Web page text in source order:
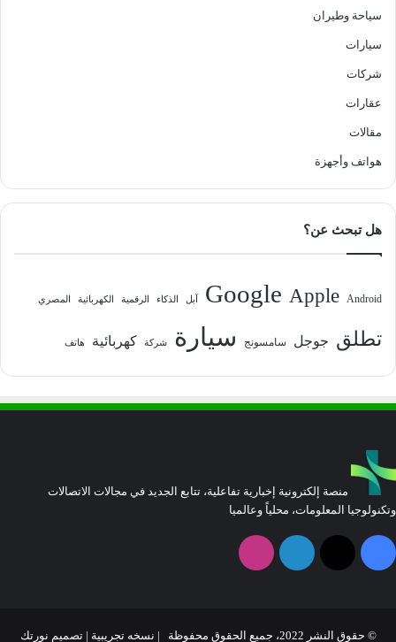
سياحة وطيران
سيارات
شركات
عقارات
مقالات
هواتف وأجهزة
هل تبحث عن؟
Android
Apple
Google آبل الذكاء الرقمية الكهربائية المصري
تطلق جوجل سامسونج سيارة شركة كهربائية هاتف
منصة إلكترونية إخبارية تفاعلية، تتابع الجديد في مجالات الاتصالات
وتكنولوجيا المعلومات، محلياً وعالميا
فيسبوك
‫X لينكدإن انستقرام
© حقوق النشر 2022، جميع الحقوق محفوظة | نسخه تجريبية | تصميم نورتك